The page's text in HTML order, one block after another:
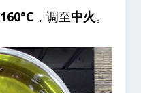
160°C ，调至中火。